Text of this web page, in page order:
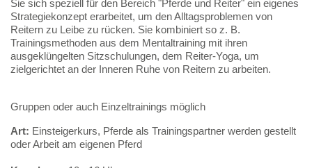
Sie sich speziell für den Bereich "Pferde und Reiter" ein eigenes
Strategiekonzept erarbeitet, um den Alltagsproblemen von
Reitern zu Leibe zu rücken. Sie kombiniert so z. B.
Trainingsmethoden aus dem Mentaltraining mit ihren
ausgeklüngelten Sitzschulungen, dem Reiter-Yoga, um
zielgerichtet an der Inneren Ruhe von Reitern zu arbeiten.
Gruppen oder auch Einzeltrainings möglich
Art: Einsteigerkurs, Pferde als Trainingspartner werden gestellt
oder Arbeit am eigenen Pferd